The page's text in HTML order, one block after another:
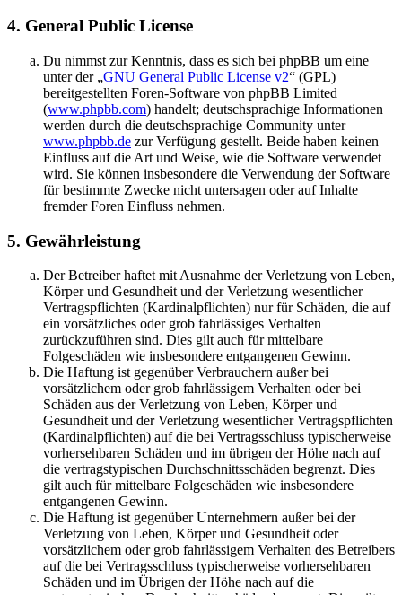
4. General Public License
Du nimmst zur Kenntnis, dass es sich bei phpBB um eine
unter der „GNU General Public License v2“ (GPL)
bereitgestellten Foren-Software von phpBB Limited
(www.phpbb.com) handelt; deutschsprachige Informationen
werden durch die deutschsprachige Community unter
www.phpbb.de zur Verfügung gestellt. Beide haben keinen
Einfluss auf die Art und Weise, wie die Software verwendet
wird. Sie können insbesondere die Verwendung der Software
für bestimmte Zwecke nicht untersagen oder auf Inhalte
fremder Foren Einfluss nehmen.
5. Gewährleistung
Der Betreiber haftet mit Ausnahme der Verletzung von Leben,
Körper und Gesundheit und der Verletzung wesentlicher
Vertragspflichten (Kardinalpflichten) nur für Schäden, die auf
ein vorsätzliches oder grob fahrlässiges Verhalten
zurückzuführen sind. Dies gilt auch für mittelbare
Folgeschäden wie insbesondere entgangenen Gewinn.
Die Haftung ist gegenüber Verbrauchern außer bei
vorsätzlichem oder grob fahrlässigem Verhalten oder bei
Schäden aus der Verletzung von Leben, Körper und
Gesundheit und der Verletzung wesentlicher Vertragspflichten
(Kardinalpflichten) auf die bei Vertragsschluss typischerweise
vorhersehbaren Schäden und im übrigen der Höhe nach auf
die vertragstypischen Durchschnittsschäden begrenzt. Dies
gilt auch für mittelbare Folgeschäden wie insbesondere
entgangenen Gewinn.
Die Haftung ist gegenüber Unternehmern außer bei der
Verletzung von Leben, Körper und Gesundheit oder
vorsätzlichem oder grob fahrlässigem Verhalten des Betreibers
auf die bei Vertragsschluss typischerweise vorhersehbaren
Schäden und im Übrigen der Höhe nach auf die